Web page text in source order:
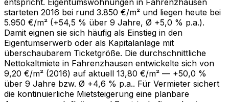
starteten 2016 bei rund 3.850 €/m² und liegen heute bei
5.950 €/m² (+54,5 % über 9 Jahre, Ø +5,0 % p.a.).
Damit eignen sie sich häufig als Einstieg in den
Eigentumserwerb oder als Kapitalanlage mit
überschaubarem Ticketgröße. Die durchschnittliche
Nettokaltmiete in Fahrenzhausen entwickelte sich von
9,20 €/m² (2016) auf aktuell 13,80 €/m² — +50,0 %
über 9 Jahre bzw. Ø +4,6 % p.a.. Für Vermieter sichert
die kontinuierliche Mietsteigerung eine planbare